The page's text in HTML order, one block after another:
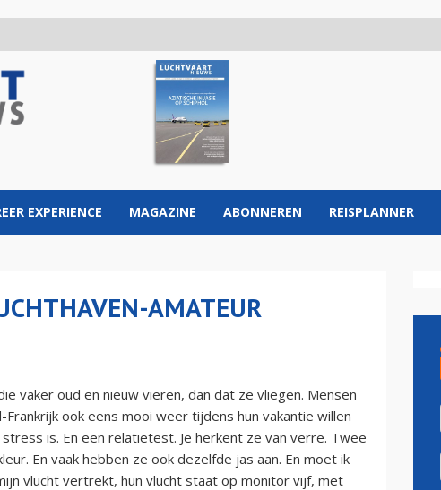
EXPERIENCE MAGAZINE ABONNEREN REISPLANNER
AMATEUR
vaker oud en nieuw vieren, dan dat ze vliegen. Mensen
ook eens mooi weer tijdens hun vakantie willen
is. En een relatietest. Je herkent ze van verre. Twee
En vaak hebben ze ook dezelfde jas aan. En moet ik
vlucht vertrekt, hun vlucht staat op monitor vijf, met